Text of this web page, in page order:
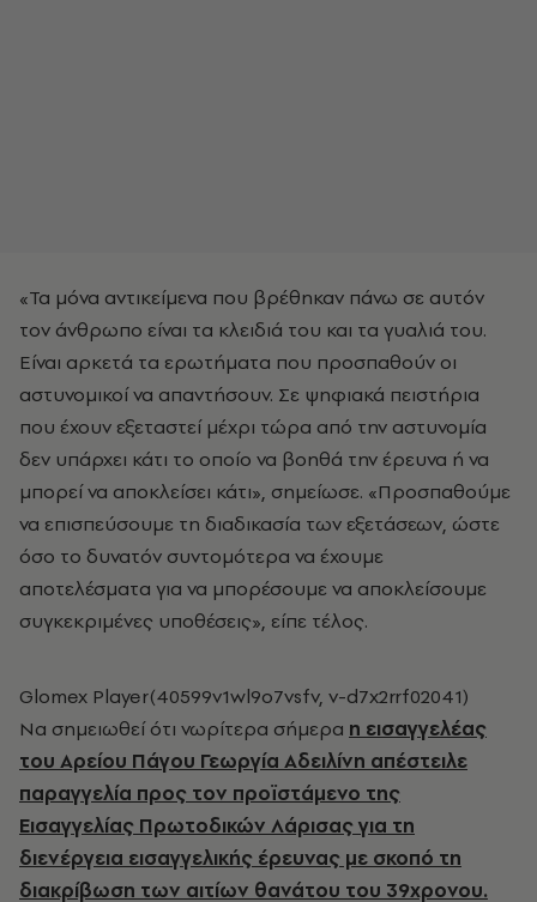
«Τα μόνα αντικείμενα που βρέθηκαν πάνω σε αυτόν
τον άνθρωπο είναι τα κλειδιά του και τα γυαλιά του.
Είναι αρκετά τα ερωτήματα που προσπαθούν οι
αστυνομικοί να απαντήσουν. Σε ψηφιακά πειστήρια
που έχουν εξεταστεί μέχρι τώρα από την αστυνομία
δεν υπάρχει κάτι το οποίο να βοηθά την έρευνα ή να
μπορεί να αποκλείσει κάτι», σημείωσε. «Προσπαθούμε
να επισπεύσουμε τη διαδικασία των εξετάσεων, ώστε
όσο το δυνατόν συντομότερα να έχουμε
αποτελέσματα για να μπορέσουμε να αποκλείσουμε
συγκεκριμένες υποθέσεις», είπε τέλος.
Glomex Player(40599v1wl9o7vsfv, v-d7x2rrf02041)
Να σημειωθεί ότι νωρίτερα σήμερα η εισαγγελέας
του Αρείου Πάγου Γεωργία Αδειλίνη απέστειλε
παραγγελία προς τον προϊστάμενο της
Εισαγγελίας Πρωτοδικών Λάρισας για τη
διενέργεια εισαγγελικής έρευνας με σκοπό τη
διακρίβωση των αιτίων θανάτου του 39χρονου.